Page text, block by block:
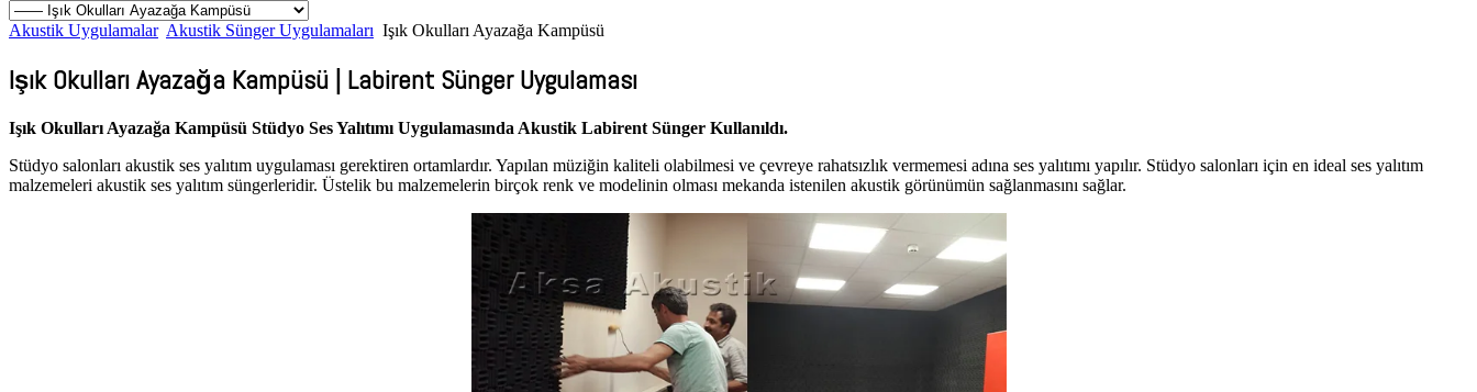
Akustik Uygulamalar Akustik Sünger Uygulamaları Işık Okulları Ayazağa Kampüsü
Işık Okulları Ayazağa Kampüsü | Labirent Sünger Uygulaması
Işık Okulları Ayazağa Kampüsü Stüdyo Ses Yalıtımı Uygulamasında Akustik Labirent Sünger Kullanıldı.
Stüdyo salonları akustik ses yalıtım uygulaması gerektiren ortamlardır. Yapılan müziğin kaliteli olabilmesi ve çevreye rahatsızlık vermemesi adına ses yalıtımı yapılır. Stüdyo salonları için en ideal ses yalıtım
malzemeleri akustik ses yalıtım süngerleridir. Üstelik bu malzemelerin birçok renk ve modelinin olması mekanda istenilen akustik görünümün sağlanmasını sağlar.